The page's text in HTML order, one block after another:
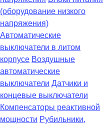
(оборудование низкого
напряжения)
Автоматические
выключатели в литом
корпусе Воздушные
автоматические
выключатели Датчики и
концевые выключатели
Компенсаторы реактивной
мощности Рубильники,